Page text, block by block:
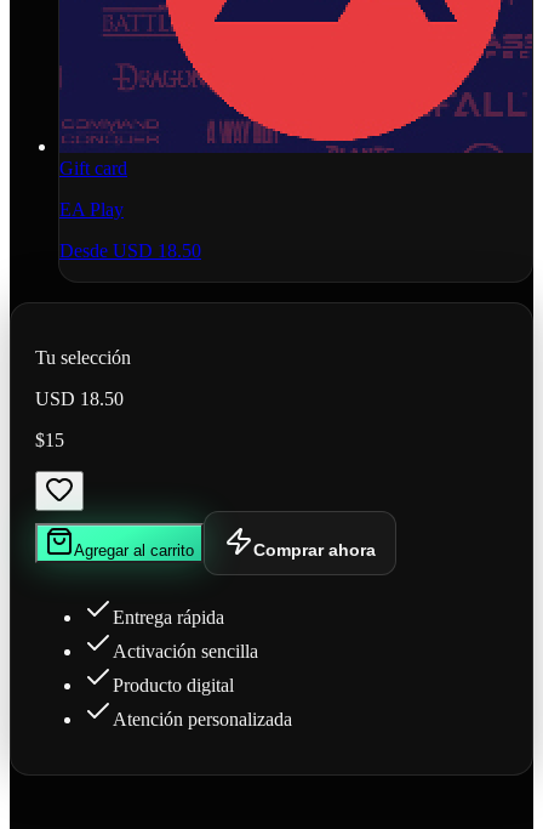
Gift card
EA Play
Desde USD 18.50
Tu selección
USD 18.50
$15
Agregar al carrito Comprar ahora
Entrega rápida
Activación sencilla
Producto digital
Atención personalizada